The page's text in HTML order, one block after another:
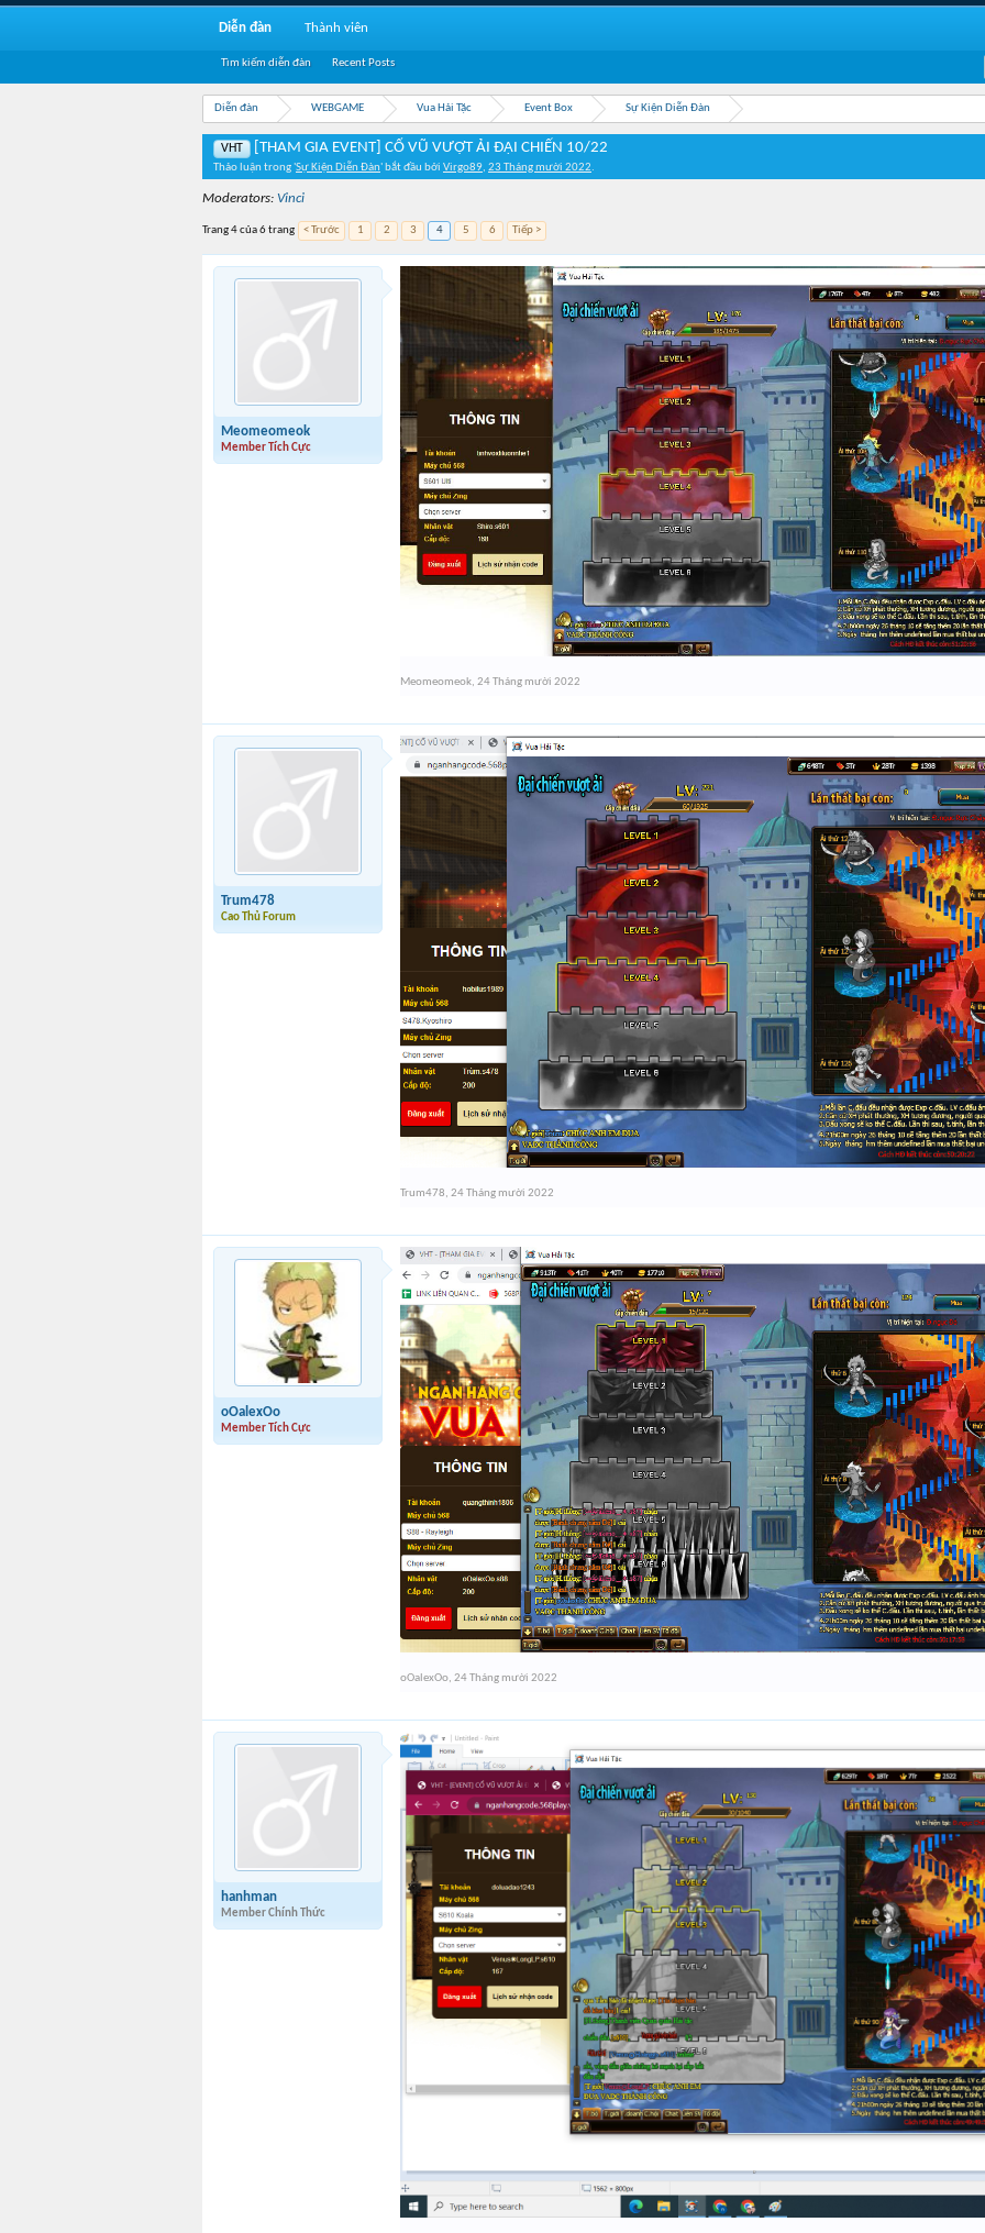
Diễn đàn WEBGAME Vua Hải Tặc Event Box Sự Kiện Diễn Đàn
VHT [THAM GIA EVENT] CỔ VŨ VƯỢT ẢI ĐẠI CHIẾN 10/22
Thảo luận trong 'Sự Kiện Diễn Đàn' bắt đầu bởi Virgo89, 23 Tháng mười 2022.
Moderators: Vinci
Trang 4 của 6 trang < Trước 1 2 3 4 5 6 Tiếp >
Meomeomeok
Member Tích Cực
Meomeomeok, 24 Tháng mười 2022
Trum478
Cao Thủ Forum
Trum478, 24 Tháng mười 2022
oOalexOo
Member Tích Cực
oOalexOo, 24 Tháng mười 2022
hanhman
Member Chính Thức
Diễn đàn
Tìm kiếm diễn đàn Recent Posts
Thành viên